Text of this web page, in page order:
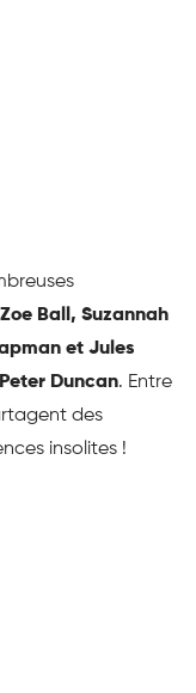
Ball, Suzannah
et Jules
Duncan. Entre
des
insolites !